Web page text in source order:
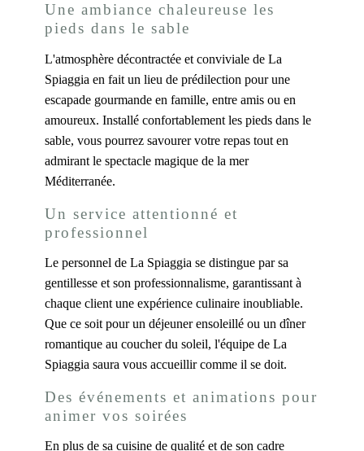
Une ambiance chaleureuse les
pieds dans le sable
L'atmosphère décontractée et conviviale de La
Spiaggia en fait un lieu de prédilection pour une
escapade gourmande en famille, entre amis ou en
amoureux. Installé confortablement les pieds dans le
sable, vous pourrez savourer votre repas tout en
admirant le spectacle magique de la mer
Méditerranée.
Un service attentionné et
professionnel
Le personnel de La Spiaggia se distingue par sa
gentillesse et son professionnalisme, garantissant à
chaque client une expérience culinaire inoubliable.
Que ce soit pour un déjeuner ensoleillé ou un dîner
romantique au coucher du soleil, l'équipe de La
Spiaggia saura vous accueillir comme il se doit.
Des événements et animations pour
animer vos soirées
En plus de sa cuisine de qualité et de son cadre